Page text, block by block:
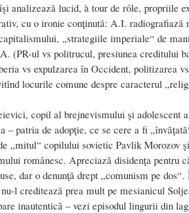
analizează lucid, à tour de rôle, propriile
cu o ironie conţinută: A.I. radiografiază
„strategiile imperiale“ de
(PR-ul vs politrucul, presiunea creditului
vs expulzarea în Occident, politizarea
locurile comune despre caracterul
copil al brejnevismului şi adolescent
– patria de adopţie, ce se cere a fi
„mitul“ copilului sovietic Pavlik Morozov
românesc. Apreciază disidenţa pentru
dar o denunţă drept „comunism pe
l creditează prea mult pe mesianicul
inautentică – vezi episodul lingurii din